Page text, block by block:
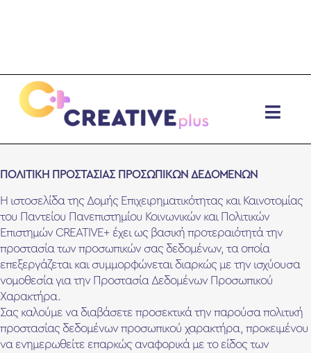
ΠΟΛΙΤΙΚΗ ΠΡΟΣΤΑΣΙΑΣ ΠΡΟΣΩΠΙΚΩΝ ΔΕΔΟΜΕΝΩΝ
Η ιστοσελίδα της Δομής Επιχειρηματικότητας και Καινοτομίας
του Παντείου Πανεπιστημίου Κοινωνικών και Πολιτικών
Επιστημών CREATIVE+ έχει ως βασική προτεραιότητά την
προστασία των προσωπικών σας δεδομένων, τα οποία
επεξεργάζεται και συμμορφώνεται διαρκώς με την ισχύουσα
νομοθεσία για την Προστασία Δεδομένων Προσωπικού
Χαρακτήρα.
Σας καλούμε να διαβάσετε προσεκτικά την παρούσα πολιτική
προστασίας δεδομένων προσωπικού χαρακτήρα, προκειμένου
να ενημερωθείτε επαρκώς αναφορικά με το είδος των